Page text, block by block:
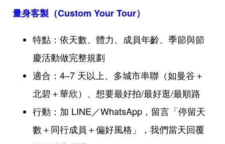
量身客製（Custom Your Tour）
特點：依天數、體力、成員年齡、季節與節
慶活動做完整規劃
適合：4–7 天以上、多城市串聯（如曼谷＋
北碧＋華欣）、想要最好拍/最好逛/最順路
行動：加 LINE／WhatsApp，留言「停留天
數＋同行成員＋偏好風格」，我們當天回覆